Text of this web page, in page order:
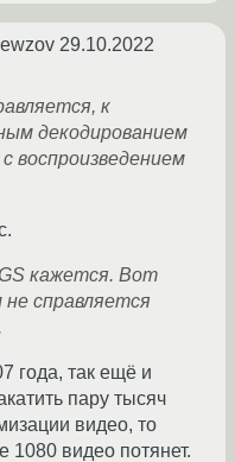
29.10.2022
к
декодированием
воспроизведением
кажется. Вот
справляется
года, так ещё и
пару тысяч
видео, то
1080 видео потянет.